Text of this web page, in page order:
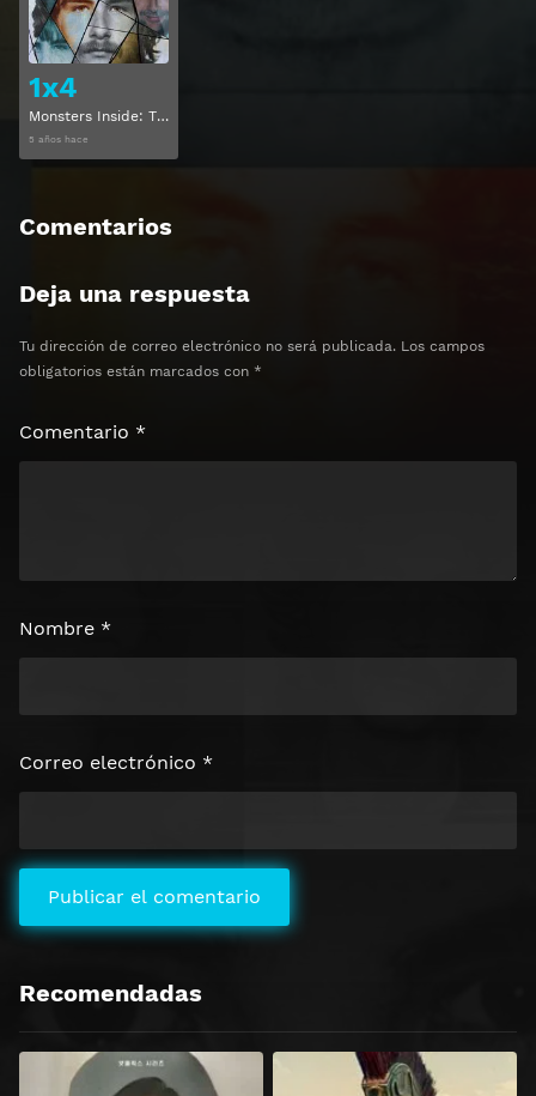
1x4
Monsters Inside: The 24 Faces of Billy Milligan Temporada 1 Capitulo 4
5 años hace
Comentarios
Deja una respuesta
Tu dirección de correo electrónico no será publicada. Los campos
obligatorios están marcados con *
Comentario *
Nombre *
Correo electrónico *
Recomendadas